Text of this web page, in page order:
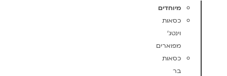
מיוחדים
כסאות
וינטג'
מפוארים
כסאות
בר